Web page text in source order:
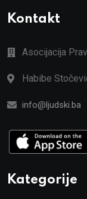
Kontakt
Asocijacija
Habibe
info@ljudski.ba
Kategorije